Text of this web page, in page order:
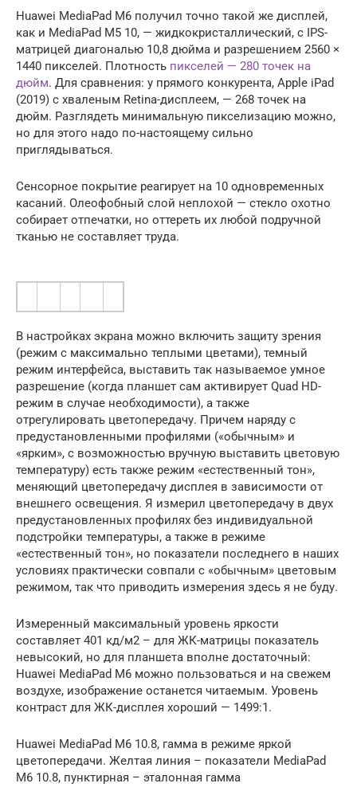
Huawei MediaPad M6 получил точно такой же дисплей,
как и MediaPad M5 10, — жидкокристаллический, с IPS-
матрицей диагональю 10,8 дюйма и разрешением 2560 ×
1440 пикселей. Плотность пикселей — 280 точек на
дюйм. Для сравнения: у прямого конкурента, Apple iPad
(2019) с хваленым Retina-дисплеем, — 268 точек на
дюйм. Разглядеть минимальную пикселизацию можно,
но для этого надо по-настоящему сильно
приглядываться.
Сенсорное покрытие реагирует на 10 одновременных
касаний. Олеофобный слой неплохой — стекло охотно
собирает отпечатки, но оттереть их любой подручной
тканью не составляет труда.
В настройках экрана можно включить защиту зрения
(режим с максимально теплыми цветами), темный
режим интерфейса, выставить так называемое умное
разрешение (когда планшет сам активирует Quad HD-
режим в случае необходимости), а также
отрегулировать цветопередачу. Причем наряду с
предустановленными профилями («обычным» и
«ярким», с возможностью вручную выставить цветовую
температуру) есть также режим «естественный тон»,
меняющий цветопередачу дисплея в зависимости от
внешнего освещения. Я измерил цветопередачу в двух
предустановленных профилях без индивидуальной
подстройки температуры, а также в режиме
«естественный тон», но показатели последнего в наших
условиях практически совпали с «обычным» цветовым
режимом, так что приводить измерения здесь я не буду.
Измеренный максимальный уровень яркости
составляет 401 кд/м2 – для ЖК-матрицы показатель
невысокий, но для планшета вполне достаточный:
Huawei MediaPad M6 можно пользоваться и на свежем
воздухе, изображение останется читаемым. Уровень
контраст для ЖК-дисплея хороший — 1499:1.
Huawei MediaPad M6 10.8, гамма в режиме яркой
цветопередачи. Желтая линия – показатели MediaPad
M6 10.8, пунктирная – эталонная гамма